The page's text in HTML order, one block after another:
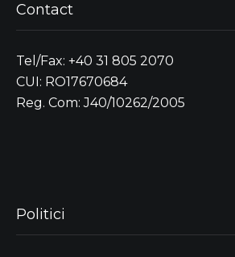
Contact
Tel/Fax: +40 31 805 2070
CUI: RO17670684
Reg. Com: J40/10262/2005
Politici